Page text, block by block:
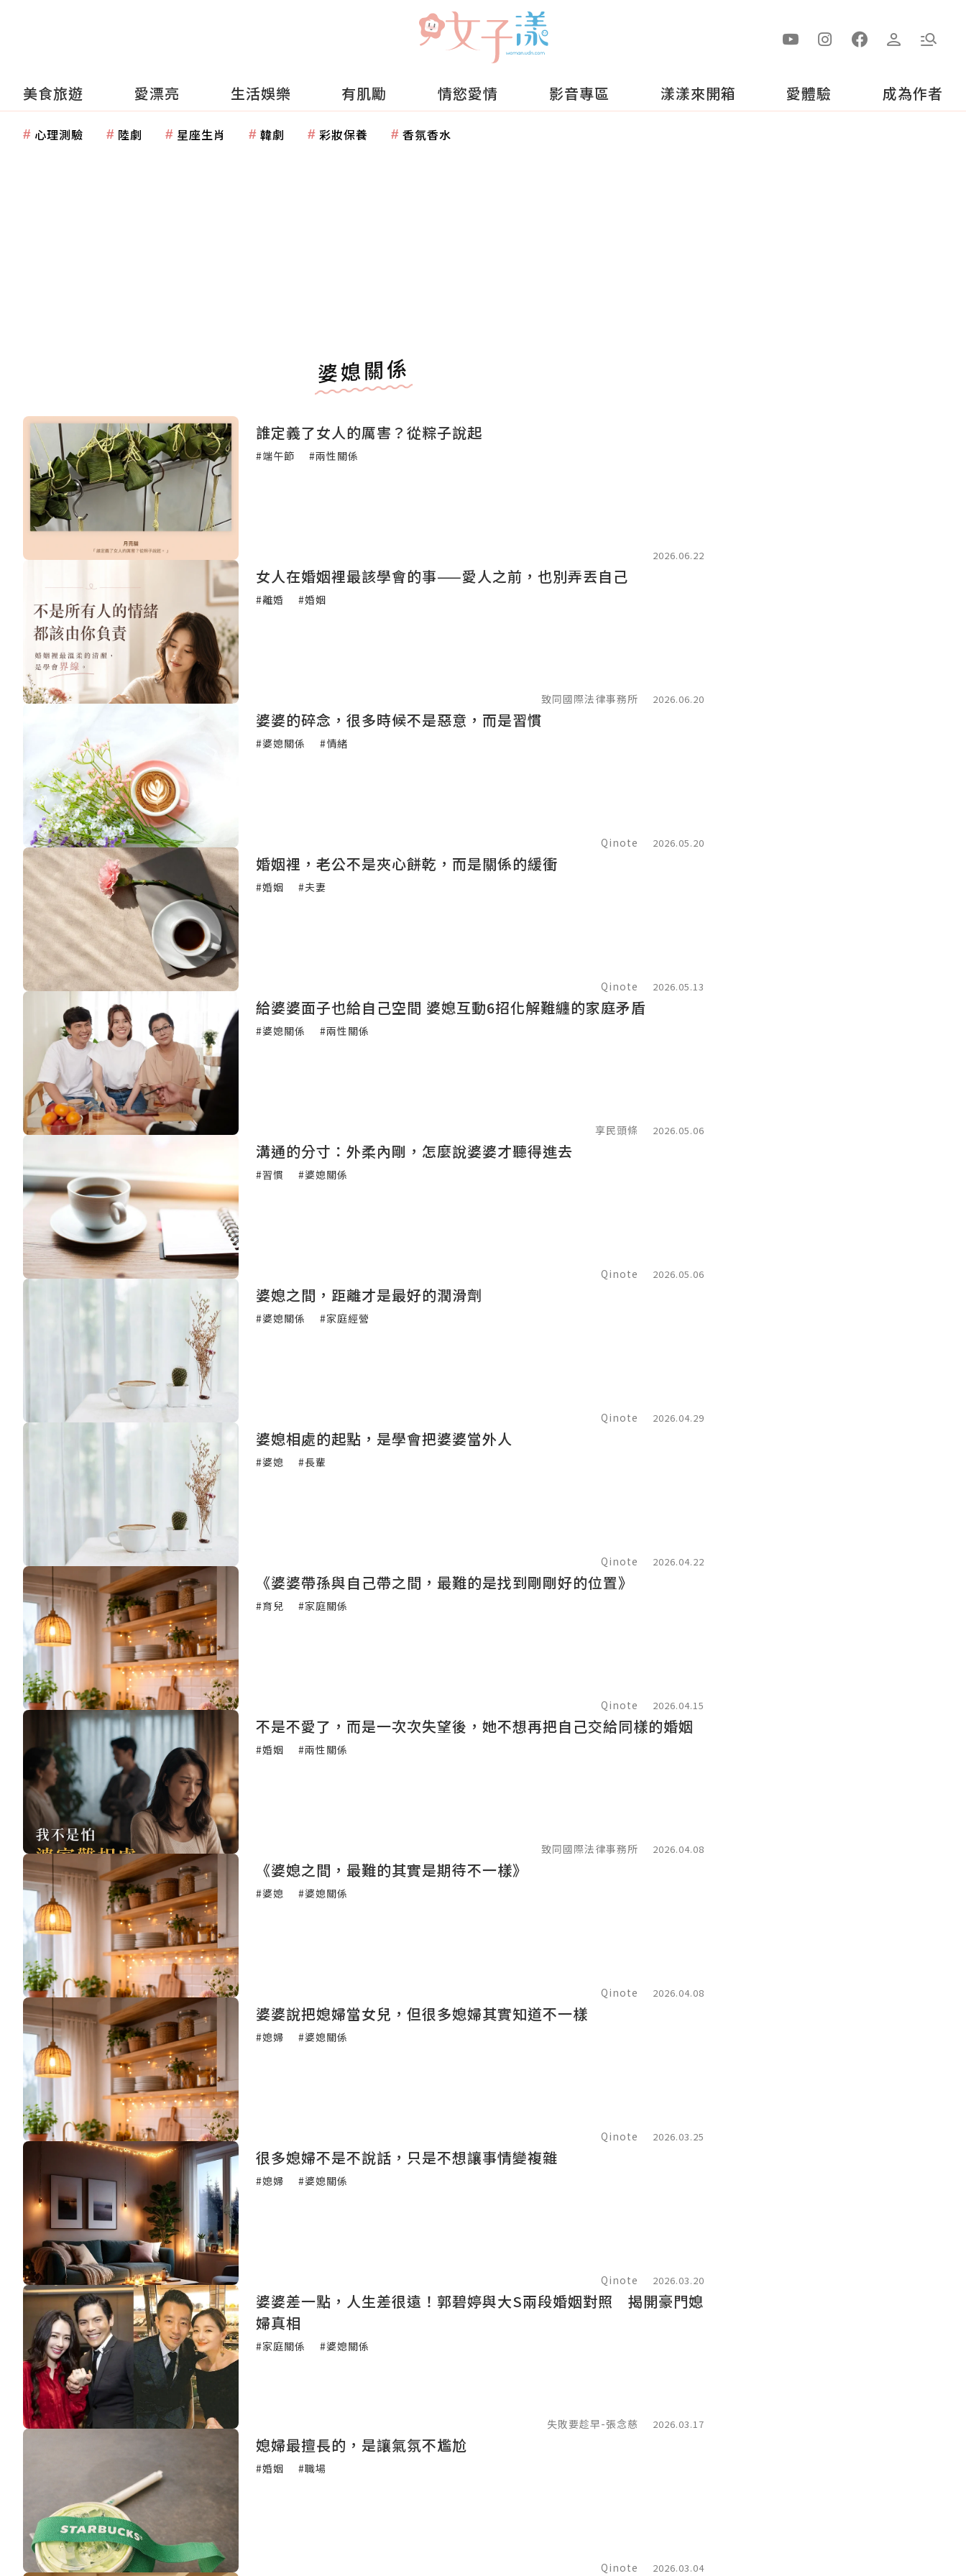
美食旅遊 愛漂亮 生活娛樂 有肌勵 情慾愛情 影音專區 漾漾來開箱 愛體驗 成為作者
心理測驗 陸劇 星座生肖 韓劇 彩妝保養 香氛香水
婆媳關係
誰定義了女人的厲害？從粽子說起
#端午節 #兩性關係
2026.06.22
女人在婚姻裡最該學會的事——愛人之前，也別弄丟自己
#離婚 #婚姻
致同國際法律事務所 2026.06.20
婆婆的碎念，很多時候不是惡意，而是習慣
#婆媳關係 #情緒
Qinote 2026.05.20
婚姻裡，老公不是夾心餅乾，而是關係的緩衝
#婚姻 #夫妻
Qinote 2026.05.13
給婆婆面子也給自己空間 婆媳互動6招化解難纏的家庭矛盾
#婆媳關係 #兩性關係
享民頭條 2026.05.06
溝通的分寸：外柔內剛，怎麼說婆婆才聽得進去
#習慣 #婆媳關係
Qinote 2026.05.06
婆媳之間，距離才是最好的潤滑劑
#婆媳關係 #家庭經營
Qinote 2026.04.29
婆媳相處的起點，是學會把婆婆當外人
#婆媳 #長輩
Qinote 2026.04.22
《婆婆帶孫與自己帶之間，最難的是找到剛剛好的位置》
#育兒 #家庭關係
Qinote 2026.04.15
不是不愛了，而是一次次失望後，她不想再把自己交給同樣的婚姻
#婚姻 #兩性關係
致同國際法律事務所 2026.04.08
《婆媳之間，最難的其實是期待不一樣》
#婆媳 #婆媳關係
Qinote 2026.04.08
婆婆說把媳婦當女兒，但很多媳婦其實知道不一樣
#媳婦 #婆媳關係
Qinote 2026.03.25
很多媳婦不是不說話，只是不想讓事情變複雜
#媳婦 #婆媳關係
Qinote 2026.03.20
婆婆差一點，人生差很遠！郭碧婷與大S兩段婚姻對照 揭開豪門媳
婦真相
#家庭關係 #婆媳關係
失敗要趁早-張念慈 2026.03.17
媳婦最擅長的，是讓氣氛不尷尬
#婚姻 #職場
Qinote 2026.03.04